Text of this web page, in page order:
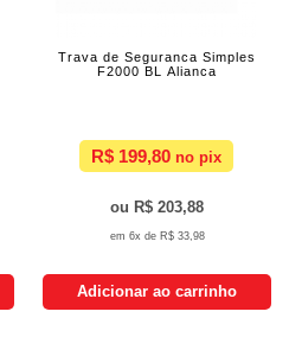
Trava de Seguranca Simples
F2000 BL Alianca
R$ 199,80
R$ 203,88
6x de R$ 33,98
Adicionar ao carrinho